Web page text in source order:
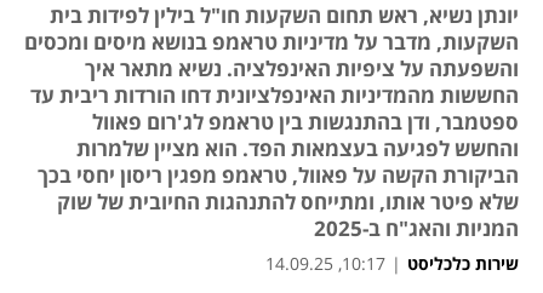
יונתן נשיא, ראש תחום השקעות חו"ל בילין לפידות בית
השקעות, מדבר על מדיניות טראמפ בנושא מיסים ומכסים
והשפעתה על ציפיות האינפלציה. נשיא מתאר איך
החששות מהמדיניות האינפלציונית דחו הורדות ריבית עד
ספטמבר, ודן בהתנגשות בין טראמפ לג'רום פאוול
והחשש לפגיעה בעצמאות הפד. הוא מציין שלמרות
הביקורת הקשה על פאוול, טראמפ מפגין ריסון יחסי בכך
שלא פיטר אותו, ומתייחס להתנהגות החיובית של שוק
המניות והאג"ח ב-2025
שירות כלכליסט |
10:17, 14.09.25